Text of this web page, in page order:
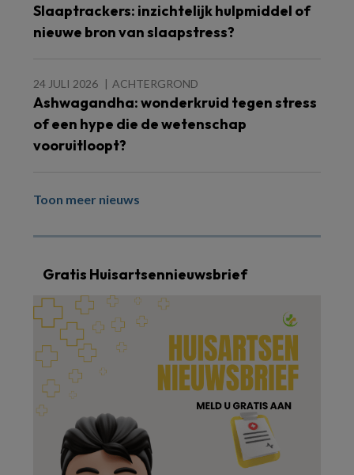
Slaaptrackers: inzichtelijk hulpmiddel of
nieuwe bron van slaapstress?
24 JULI 2026 ACHTERGROND
Ashwagandha: wonderkruid tegen stress
of een hype die de wetenschap
vooruitloopt?
Toon meer nieuws
Gratis Huisartsennieuwsbrief